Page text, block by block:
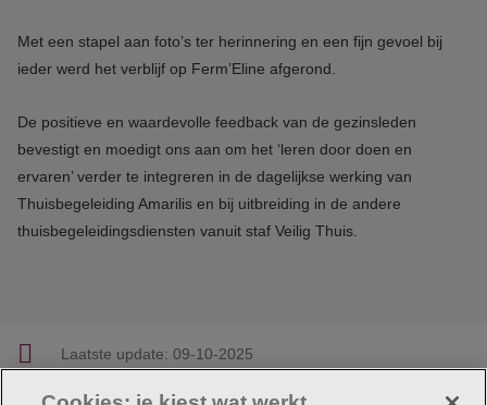
Met een stapel aan foto’s ter herinnering en een fijn gevoel bij
ieder werd het verblijf op Ferm’Eline afgerond.
De positieve en waardevolle feedback van de gezinsleden
bevestigt en moedigt ons aan om het ‘leren door doen en
ervaren’ verder te integreren in de dagelijkse werking van
Thuisbegeleiding Amarilis en bij uitbreiding in de andere
thuisbegeleidingsdiensten vanuit staf Veilig Thuis.
Laatste update: 09-10-2025